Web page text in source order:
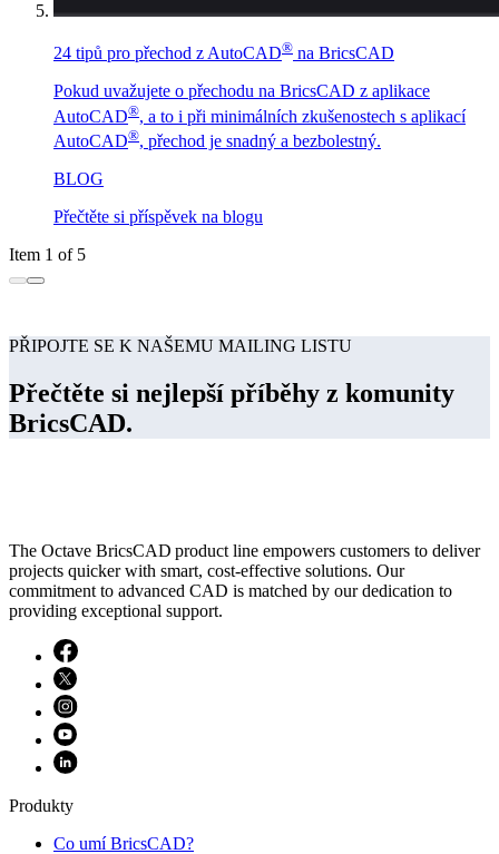
24 tipů pro přechod z AutoCAD® na BricsCAD
Pokud uvažujete o přechodu na BricsCAD z aplikace
AutoCAD®, a to i při minimálních zkušenostech s aplikací
AutoCAD®, přechod je snadný a bezbolestný.
BLOG
Přečtěte si příspěvek na blogu
Item 1 of 5
PŘIPOJTE SE K NAŠEMU MAILING LISTU
Přečtěte si nejlepší příběhy z komunity
BricsCAD.
The Octave BricsCAD product line empowers customers to deliver
projects quicker with smart, cost-effective solutions. Our
commitment to advanced CAD is matched by our dedication to
providing exceptional support.
Produkty
Co umí BricsCAD?